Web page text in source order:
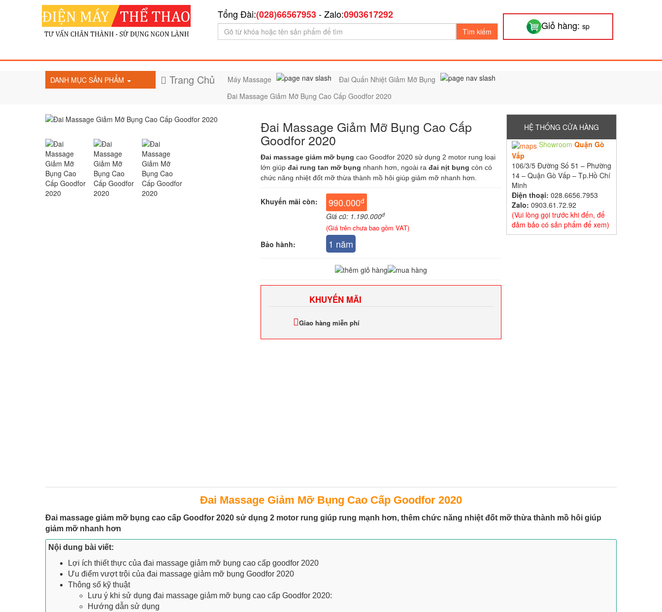
Tổng Đài:(028)66567953- Zalo:0903617292
Tìm kiếm
Giỏ hàng: sp
DANH MỤC SẢN PHẨM Trang Chủ Máy Massage
Đai Quấn Nhiệt Giảm Mỡ Bụng
Đai Massage Giảm Mỡ Bụng Cao Cấp Goodfor 2020
Đai Massage Giảm Mỡ Bụng Cao Cấp
Goodfor 2020
Đai massage giảm mỡ bụng cao Goodfor 2020 sử dụng 2 motor rung loại
lớn giúp đai rung tan mỡ bụng nhanh hơn, ngoài ra đai nịt bụng còn có
chức năng nhiệt đốt mỡ thừa thành mồ hôi giúp giảm mỡ nhanh hơn.
Khuyến mãi còn: 990.000đ
Giá cũ: 1.190.000đ
(Giá trên chưa bao gồm VAT)
Bảo hành: 1 năm
KHUYẾN MÃI
Giao hàng miễn phí
HỆ THỐNG CỬA HÀNG
Showroom Quận Gò
Vấp
106/3/5 Đường Số 51 – Phường
14 – Quận Gò Vấp – Tp.Hồ Chí
Minh
Điện thoại: 028.6656.7953
Zalo: 0903.61.72.92
(Vui lòng gọi trước khi đến, để
đảm bảo có sản phẩm để xem)
Đai Massage Giảm Mỡ Bụng Cao Cấp Goodfor 2020
Đai massage giảm mỡ bụng cao cấp Goodfor 2020 sử dụng 2 motor rung giúp rung mạnh hơn, thêm chức năng nhiệt đốt mỡ thừa thành mồ hôi giúp
giảm mỡ nhanh hơn
Nội dung bài viết:
Lợi ích thiết thực của đai massage giảm mỡ bụng cao cấp goodfor 2020
Ưu điểm vượt trội của đai massage giảm mỡ bụng Goodfor 2020
Thông số kỹ thuật
Lưu ý khi sử dụng đai massage giảm mỡ bụng cao cấp Goodfor 2020:
Hướng dẫn sử dụng